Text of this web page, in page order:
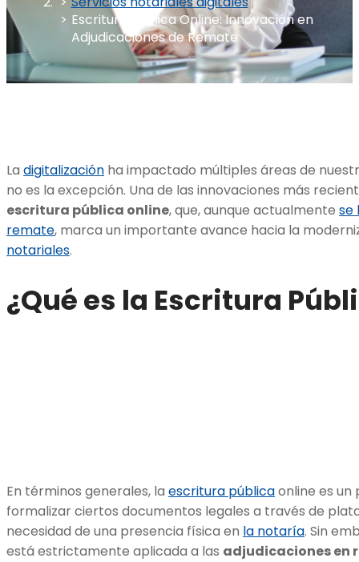
Escritura Pública Online: Innovación en
Adjudicaciones de Remate
La digitalización ha impactado múltiples áreas de
no es la excepción. Una de las innovaciones más
escritura pública online, que, aunque actualmente se
remate, marca un importante avance hacia la
notariales.
¿Qué es la Escritura
En términos generales, la escritura públicaonline es
formalizar ciertos documentos legales a través de
necesidad de una presencia física en la notaría. Sin
está estrictamente aplicada a las adjudicaciones en